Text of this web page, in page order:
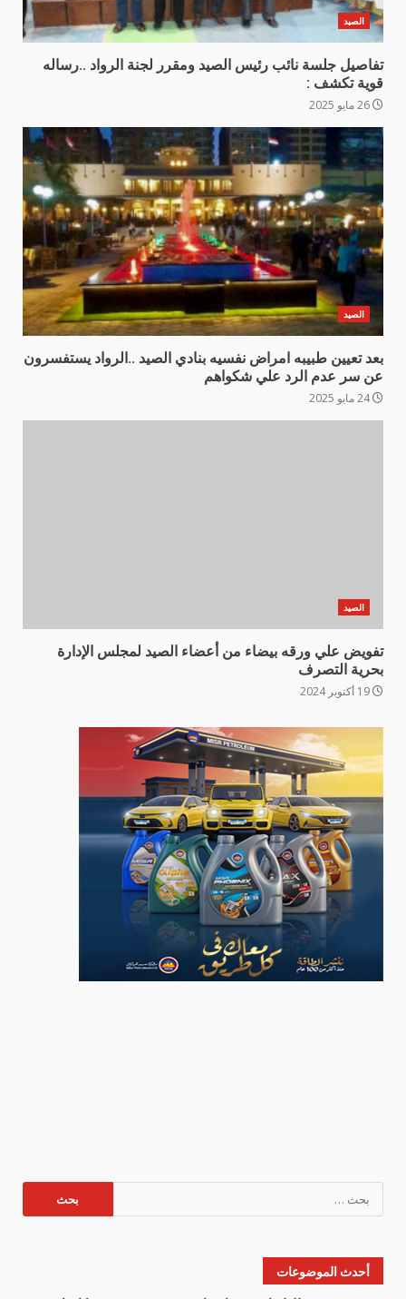
الصيد
تفاصيل جلسة نائب رئيس الصيد ومقرر لجنة الرواد ..رساله
قوية تكشف :
الصيد
بعد تعيين طبيبه امراض نفسيه بنادي الصيد ..الرواد يستفسرون
عن سر عدم الرد علي شكواهم
24 مايو 2025
الصيد
تفويض علي ورقه بيضاء من أعضاء الصيد لمجلس الإدارة
بحرية التصرف
عن:
أحدث الموضوعات